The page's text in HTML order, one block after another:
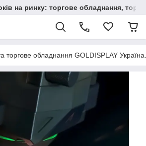
на ринку: торгове обладнання,
торгове обладнання GOLDISPLAY